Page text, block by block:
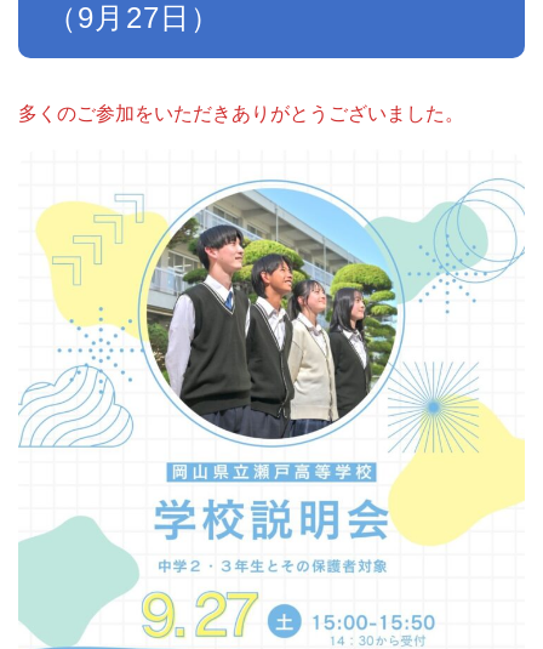
（9月27日）
多くのご参加をいただきありがとうございました。